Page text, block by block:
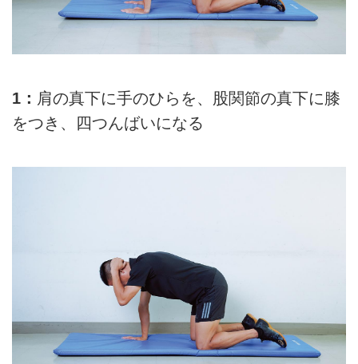
1： 肩の真下に手のひらを、股関節の真下に膝
をつき、四つんばいになる